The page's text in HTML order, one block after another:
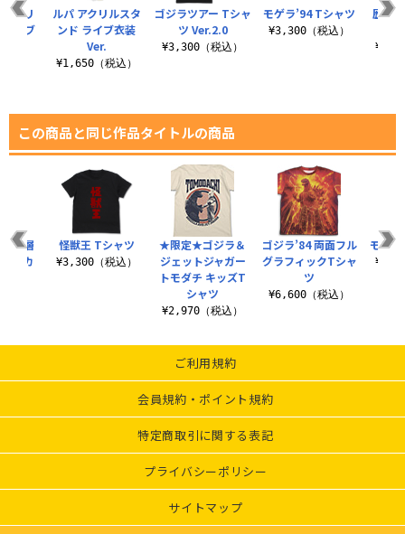
ゴジラツアー Tシャ
ツ Ver.2.0
¥3,300（税込）
モゲラ’94 Tシャツ
¥3,300（税込）
歴代
クリ
イブ
ルパ アクリルスタ
ンド ライブ衣装
Ver.
¥1,650（税込）
この商品と同じ作品タイトルの商品
★限定★ゴジラ＆
ジェットジャガー
トモダチ キッズT
シャツ
¥2,970（税込）
ゴジラ’84 両面フル
グラフィックTシャ
ツ
¥6,600（税込）
モゲ
二層
グカ
怪獣王 Tシャツ
¥3,300（税込）
ご利用規約
会員規約・ポイント規約
特定商取引に関する表記
プライバシーポリシー
サイトマップ